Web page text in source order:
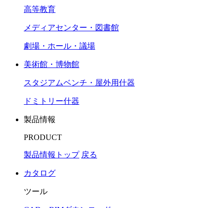
高等教育
メディアセンター・図書館
劇場・ホール・議場
美術館・博物館
スタジアムベンチ・屋外用什器
ドミトリー什器
製品情報
PRODUCT
製品情報トップ 戻る
カタログ
ツール